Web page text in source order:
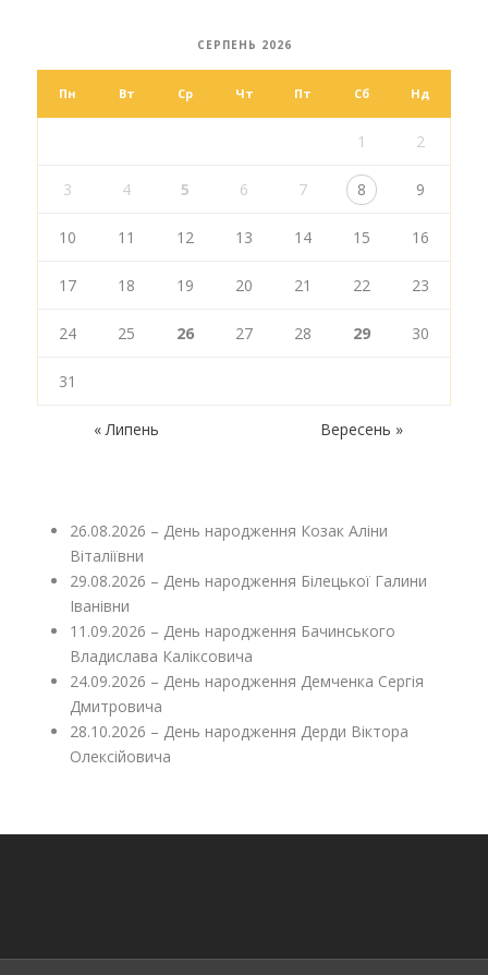
СЕРПЕНЬ 2026
Пн Вт Ср Чт Пт Сб Нд
1 2
3 4 5 6 7 8 9
10 11 12 13 14 15 16
17 18 19 20 21 22 23
24 25 26 27 28 29 30
31
« Липень Вересень »
26.08.2026 – День народження Козак Аліни
Віталіївни
29.08.2026 – День народження Білецької Галини
Іванівни
11.09.2026 – День народження Бачинського
Владислава Каліксовича
24.09.2026 – День народження Демченка Сергія
Дмитровича
28.10.2026 – День народження Дерди Віктора
Олексійовича